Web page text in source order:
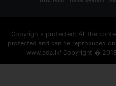
Copyrights protected: All the
protected and can be reproduced
www.ada.lk' Copyright �